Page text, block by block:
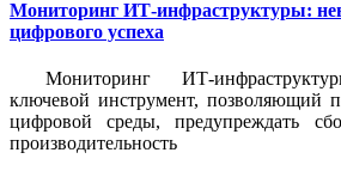
Мониторинг ИТ-инфраструктуры:
цифрового успеха
Мониторинг ИТ-
ключевой инструмент, позволяющий
цифровой среды, предупреждать
производительность